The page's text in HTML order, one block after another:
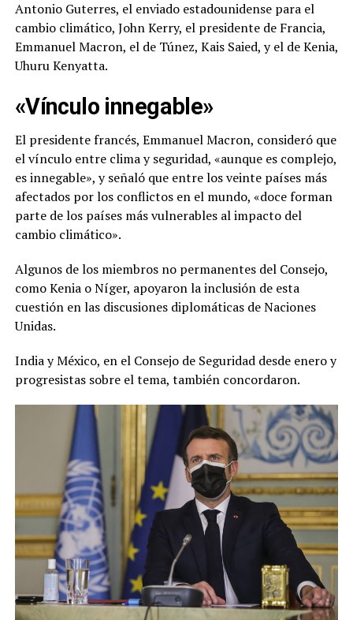
Antonio Guterres, el enviado estadounidense para el
cambio climático, John Kerry, el presidente de Francia,
Emmanuel Macron, el de Túnez, Kais Saied, y el de Kenia,
Uhuru Kenyatta.
«Vínculo innegable»
El presidente francés, Emmanuel Macron, consideró que
el vínculo entre clima y seguridad, «aunque es complejo,
es innegable», y señaló que entre los veinte países más
afectados por los conflictos en el mundo, «doce forman
parte de los países más vulnerables al impacto del
cambio climático».
Algunos de los miembros no permanentes del Consejo,
como Kenia o Níger, apoyaron la inclusión de esta
cuestión en las discusiones diplomáticas de Naciones
Unidas.
India y México, en el Consejo de Seguridad desde enero y
progresistas sobre el tema, también concordaron.